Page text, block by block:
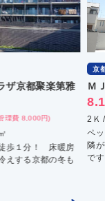
ＪＣ京都ＥｓＴＲＵ
(管理費 10,000
Ｋ / 27.65㎡
ペット飼育可能 住宅地の
が落ち着いた雰囲気がオ
す！